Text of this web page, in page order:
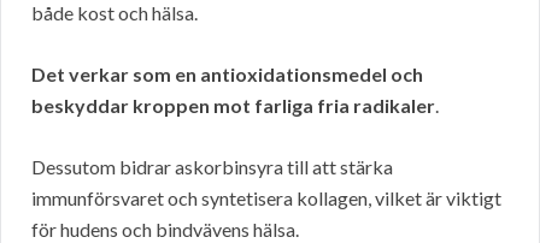
både kost och hälsa.
Det verkar som en antioxidationsmedel och
beskyddar kroppen mot farliga fria radikaler.
Dessutom bidrar askorbinsyra till att stärka
immunförsvaret och syntetisera kollagen, vilket är viktigt
för hudens och bindvävens hälsa.